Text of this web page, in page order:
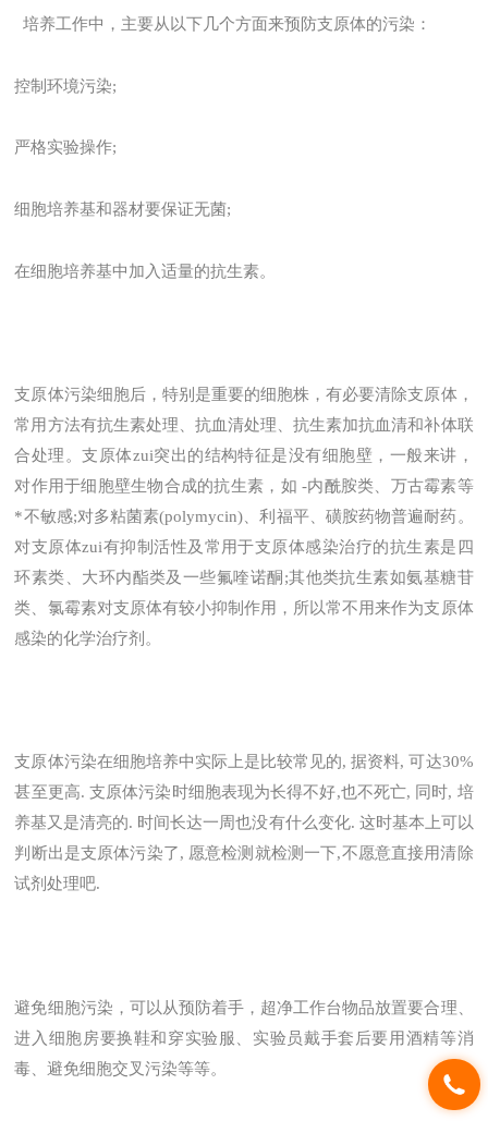
培养工作中，主要从以下几个方面来预防支原体的污染：
控制环境污染;
严格实验操作;
细胞培养基和器材要保证无菌;
在细胞培养基中加入适量的抗生素。
支原体污染细胞后，特别是重要的细胞株，有必要清除支原体，
常用方法有抗生素处理、抗血清处理、抗生素加抗血清和补体联
合处理。支原体zui突出的结构特征是没有细胞壁，一般来讲，
对作用于细胞壁生物合成的抗生素，如 -内酰胺类、万古霉素等
*不敏感;对多粘菌素(polymycin)、利福平、磺胺药物普遍耐药。
对支原体zui有抑制活性及常用于支原体感染治疗的抗生素是四
环素类、大环内酯类及一些氟喹诺酮;其他类抗生素如氨基糖苷
类、氯霉素对支原体有较小抑制作用，所以常不用来作为支原体
感染的化学治疗剂。
支原体污染在细胞培养中实际上是比较常见的, 据资料, 可达30%
甚至更高. 支原体污染时细胞表现为长得不好,也不死亡, 同时, 培
养基又是清亮的. 时间长达一周也没有什么变化. 这时基本上可以
判断出是支原体污染了, 愿意检测就检测一下,不愿意直接用清除
试剂处理吧.
避免细胞污染，可以从预防着手，超净工作台物品放置要合理、
进入细胞房要换鞋和穿实验服、实验员戴手套后要用酒精等消
毒、避免细胞交叉污染等等。